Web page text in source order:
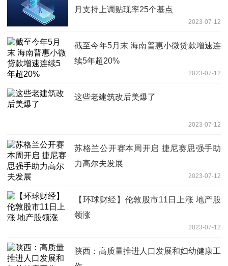
月支持上调贴现率25个基点
2023-07-12
截至今年5月末 海南普惠小微贷款增速连
续5年超20%
2023-07-12
这些老建筑改后美爆了
2023-07-12
苏格兰公开赛本周开启 捷尼赛思强手助
力高尔夫发展
2023-07-12
【环球财经】伦敦股市11日上涨 地产股
领涨
2023-07-12
陕西：高质量推进人口发展和妇幼健康工